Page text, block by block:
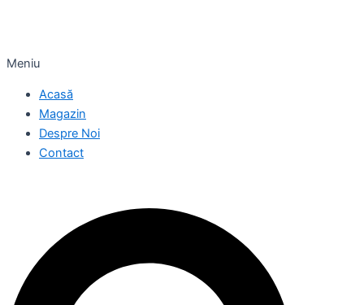
Meniu
Acasă
Magazin
Despre Noi
Contact